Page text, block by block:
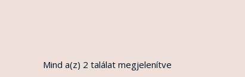
Mind a(z) 2 találat megjelenítve